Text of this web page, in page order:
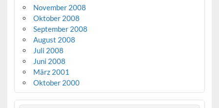
November 2008
Oktober 2008
September 2008
August 2008
Juli 2008
Juni 2008
März 2001
Oktober 2000